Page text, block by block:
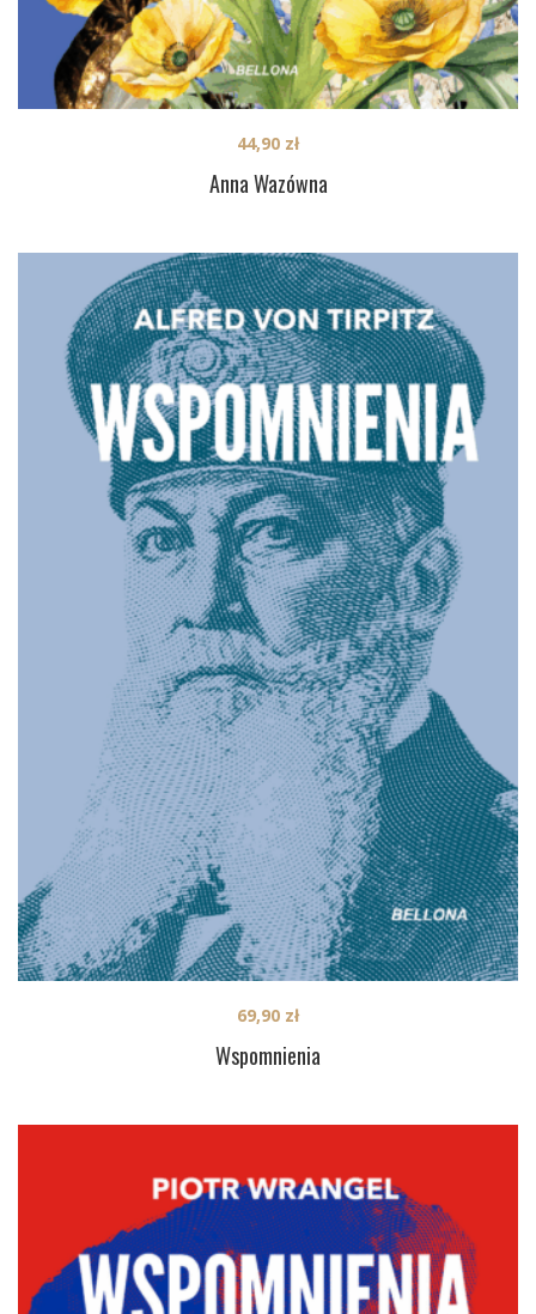
Anna Wazówna
44,90 zł
Wspomnienia
69,90 zł